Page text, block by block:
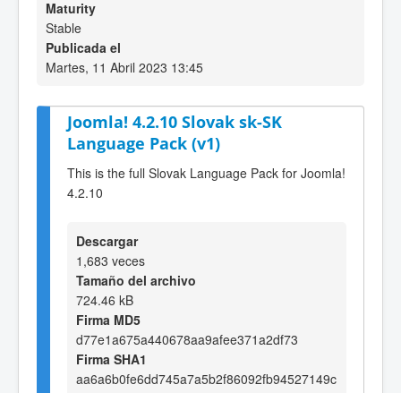
Maturity
Stable
Publicada el
Martes, 11 Abril 2023 13:45
Joomla! 4.2.10 Slovak sk-SK
Language Pack (v1)
This is the full Slovak Language Pack for Joomla!
4.2.10
Descargar
1,683 veces
Tamaño del archivo
724.46 kB
Firma MD5
d77e1a675a440678aa9afee371a2df73
Firma SHA1
aa6a6b0fe6dd745a7a5b2f86092fb94527149c